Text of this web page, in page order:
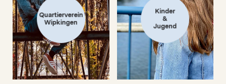
Quartierverein
Wipkingen
Kinder
&
Jugend